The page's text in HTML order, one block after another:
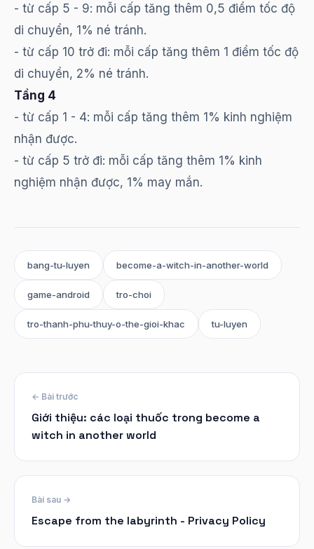
- từ cấp 5 - 9: mỗi cấp tăng thêm 0,5 điểm tốc độ
di chuyển, 1% né tránh.
- từ cấp 10 trở đi: mỗi cấp tăng thêm 1 điểm tốc độ
di chuyển, 2% né tránh.
Tầng 4
- từ cấp 1 - 4: mỗi cấp tăng thêm 1% kinh nghiệm
nhận được.
- từ cấp 5 trở đi: mỗi cấp tăng thêm 1% kinh
nghiệm nhận được, 1% may mắn.
bang-tu-luyen become-a-witch-in-another-world
game-android tro-choi
tro-thanh-phu-thuy-o-the-gioi-khac tu-luyen
← Bài trước
Giới thiệu: các loại thuốc trong become a
witch in another world
Bài sau →
Escape from the labyrinth - Privacy Policy